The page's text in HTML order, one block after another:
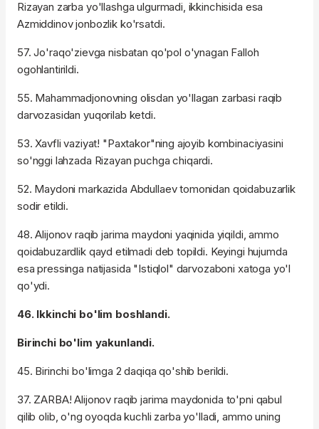
Rizayan zarba yo'llashga ulgurmadi, ikkinchisida esa
Azmiddinov jonbozlik ko'rsatdi.
57. Jo'raqo'zievga nisbatan qo'pol o'ynagan Falloh
ogohlantirildi.
55. Mahammadjonovning olisdan yo'llagan zarbasi raqib
darvozasidan yuqorilab ketdi.
53. Xavfli vaziyat! "Paxtakor"ning ajoyib kombinaciyasini
so'nggi lahzada Rizayan puchga chiqardi.
52. Maydoni markazida Abdullaev tomonidan qoidabuzarlik
sodir etildi.
48. Alijonov raqib jarima maydoni yaqinida yiqildi, ammo
qoidabuzardlik qayd etilmadi deb topildi. Keyingi hujumda
esa pressinga natijasida "Istiqlol" darvozaboni xatoga yo'l
qo'ydi.
46. Ikkinchi bo'lim boshlandi.
Birinchi bo'lim yakunlandi.
45. Birinchi bo'limga 2 daqiqa qo'shib berildi.
37. ZARBA! Alijonov raqib jarima maydonida to'pni qabul
qilib olib, o'ng oyoqda kuchli zarba yo'lladi, ammo uning